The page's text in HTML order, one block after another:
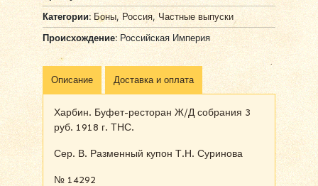
Категории: Боны,Россия,Частные выпуски
Происхождение:Российская Империя
Описание Доставка и оплата
Харбин. Буфет-ресторан Ж/Д собрания 3
руб. 1918 г. ТНС.
Сер. В. Разменный купон Т.Н. Суринова
№ 14292